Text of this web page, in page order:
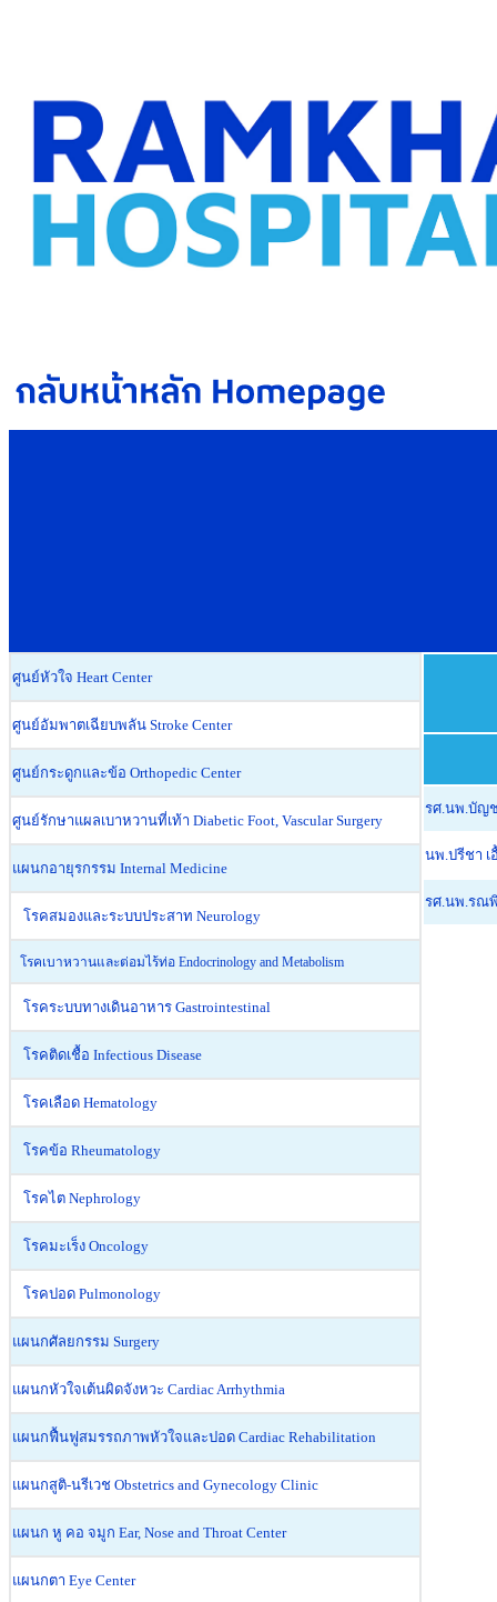
ศูนย์หัวใจ Heart Center
ศูนย์อัมพาตเฉียบพลัน Stroke Center
ศูนย์กระดูกและข้อ Orthopedic Center
ศูนย์รักษาแผลเบาหวานที่เท้า Diabetic Foot, Vascular Surgery
แผนกอายุรกรรม Internal Medicine
โรคสมองและระบบประสาท Neurology
โรคเบาหวานและต่อมไร้ท่อ Endocrinology and Metabolism
โรคระบบทางเดินอาหาร Gastrointestinal
โรคติดเชื้อ Infectious Disease
โรคเลือด Hematology
โรคข้อ Rheumatology
โรคไต Nephrology
โรคมะเร็ง Oncology
โรคปอด Pulmonology
แผนกศัลยกรรม Surgery
แผนกหัวใจเต้นผิดจังหวะ Cardiac Arrhythmia
แผนกฟื้นฟูสมรรถภาพหัวใจและปอด Cardiac Rehabilitation
แผนกสูติ-นรีเวช Obstetrics and Gynecology Clinic
แผนก หู คอ จมูก Ear, Nose and Throat Center
แผนกตา Eye Center
รศ.นพ.บัญช
นพ.ปรีชา เ
รศ.นพ.รณพิ